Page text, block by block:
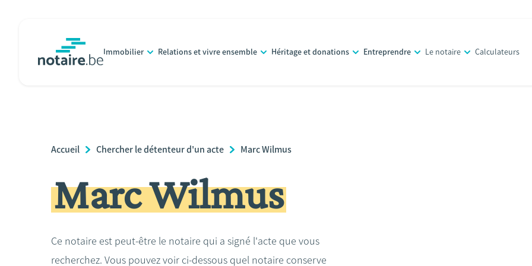
principal
Immobilier Relations et vivre ensemble Héritage et donations Entreprendre Le notaire Calculateurs
Breadcrumb
Accueil Chercher le détenteur d'un acte Marc Wilmus
Marc Wilmus
Ce notaire est peut-être le notaire qui a signé l'acte que vous
recherchez. Vous pouvez voir ci-dessous quel notaire conserve